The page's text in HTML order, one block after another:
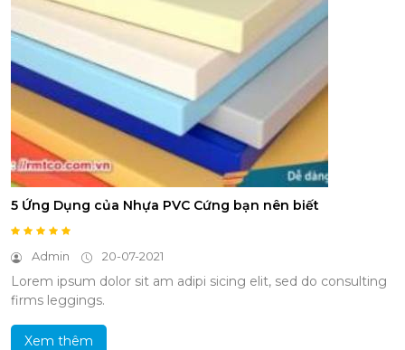
5 Ứng Dụng của Nhựa PVC Cứng bạn nên biết
Admin 20-07-2021
Lorem ipsum dolor sit am adipi sicing elit, sed do consulting
firms leggings.
Xem thêm